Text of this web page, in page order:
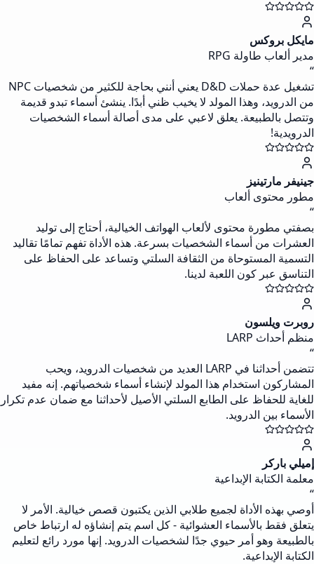
مايكل بروكس
مدير ألعاب طاولة RPG
“
تشغيل عدة حملات D&D يعني أنني بحاجة للكثير من شخصيات NPC
من الدرويد، وهذا المولد لا يخيب ظني أبدًا. ينشئ أسماء تبدو قديمة
وتتصل بالطبيعة. يعلق لاعبي على مدى أصالة أسماء الشخصيات
الدرويدية!
جينيفر مارتينيز
مطور محتوى ألعاب
“
بصفتي مطورة محتوى لألعاب الهواتف الخيالية، أحتاج إلى توليد
العشرات من أسماء الشخصيات بسرعة. هذه الأداة تفهم تمامًا تقاليد
التسمية المستوحاة من الثقافة السلتي وتساعد على الحفاظ على
التناسق عبر كون اللعبة لدينا.
روبرت ويلسون
منظم أحداث LARP
“
تتضمن أحداثنا في LARP العديد من شخصيات الدرويد، ويحب
المشاركون استخدام هذا المولد لإنشاء أسماء شخصياتهم. إنه مفيد
للغاية للحفاظ على الطابع السلتي الأصيل لأحداثنا مع ضمان عدم تكرار
الأسماء بين الدرويد.
إميلي باركر
معلمة الكتابة الإبداعية
“
أوصي بهذه الأداة لجميع طلابي الذين يكتبون قصص خيالية. الأمر لا
يتعلق فقط بالأسماء العشوائية - كل اسم يتم إنشاؤه له ارتباط خاص
بالطبيعة وهو أمر حيوي جدًا لشخصيات الدرويد. إنها مورد رائع لتعليم
الكتابة الإبداعية.